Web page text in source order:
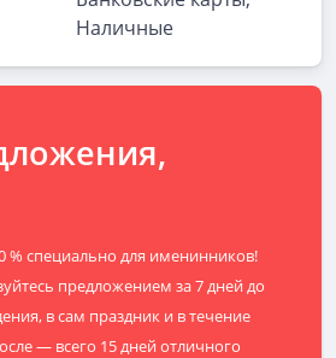
Наличные
% специально для именинников!
предложением за 7 дней до
в сам праздник и в течение
— всего 15 дней отличного